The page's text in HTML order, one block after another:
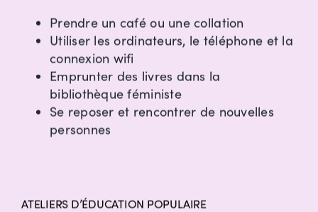
Prendre un café ou une collation
Utiliser les ordinateurs, le téléphone et la
connexion wifi
Emprunter des livres dans la
bibliothèque féministe
Se reposer et rencontrer de nouvelles
personnes
ATELIERS D’ÉDUCATION POPULAIRE